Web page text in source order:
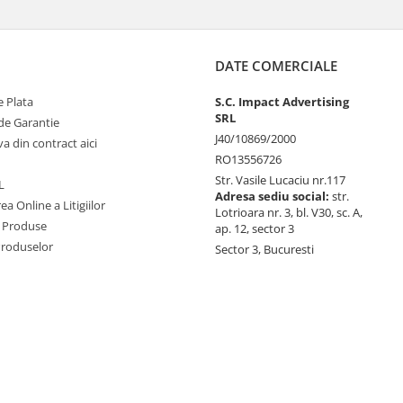
Plata
Garantie
din contract aici
Online a Litigiilor
DATE COMERCIALE
S.C. Impact Advertising
SRL
J40/10869/2000
RO13556726
Str. Vasile Lucaciu nr.117
Adresa sediu social: str.
Lotrioara nr. 3, bl. V30, sc. A,
ap. 12, sector 3
Sector 3, Bucuresti